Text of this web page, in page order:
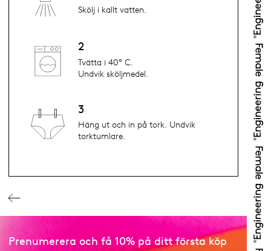
Skölj i kallt vatten.
2
Tvätta i 40° C.
Undvik sköljmedel.
3
Häng ut och in på tork. Undvik
torktumlare.
Prenumerera och få 10% på ditt första köp